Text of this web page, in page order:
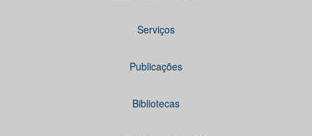
Serviços
Publicações
Bibliotecas